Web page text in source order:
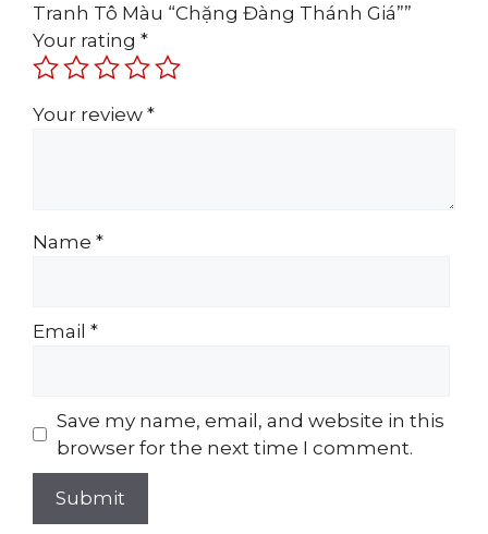
Tranh Tô Màu “Chặng Đàng Thánh Giá””
Your rating *
Your review *
Name *
Email *
Save my name, email, and website in this
browser for the next time I comment.